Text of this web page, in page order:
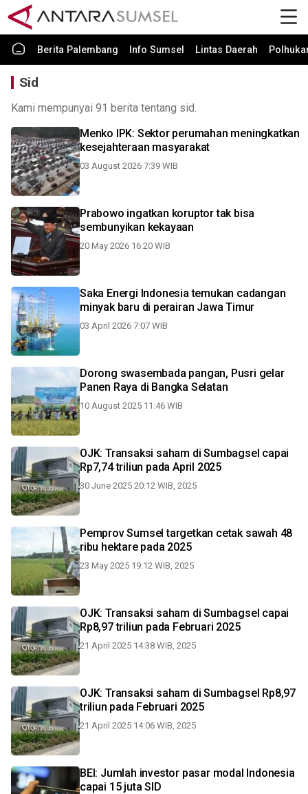
Berita Palembang Info Sumsel Lintas Daerah
Sid
Kami mempunyai 91 berita tentang sid.
Menko IPK: Sektor perumahan meningkatkan
kesejahteraan masyarakat
03 August 2026 7:39 WIB
Prabowo ingatkan koruptor tak bisa
sembunyikan kekayaan
20 May 2026 16:20 WIB
Saka Energi Indonesia temukan cadangan
minyak baru di perairan Jawa Timur
03 April 2026 7:07 WIB
Dorong swasembada pangan, Pusri gelar
Panen Raya di Bangka Selatan
10 August 2025 11:46 WIB
OJK: Transaksi saham di Sumbagsel capai
Rp7,74 triliun pada April 2025
30 June 2025 20:12 WIB, 2025
Pemprov Sumsel targetkan cetak sawah 48
ribu hektare pada 2025
23 May 2025 19:12 WIB, 2025
OJK: Transaksi saham di Sumbagsel capai
Rp8,97 triliun pada Februari 2025
21 April 2025 14:38 WIB, 2025
OJK: Transaksi saham di Sumbagsel Rp8,97
triliun pada Februari 2025
21 April 2025 14:06 WIB, 2025
BEI: Jumlah investor pasar modal Indonesia
capai 15 juta SID